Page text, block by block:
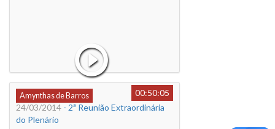
Amynthas de Barros
00:50:05
24/03/2014 - 2ª Reunião Extraordinária
do Plenário